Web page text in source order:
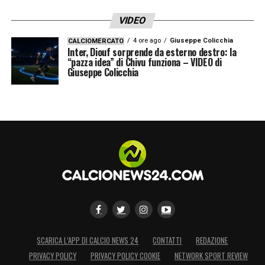
pronti a fare la nostra parte per dire basta al
razzismo».
LA PLAYLIST DELLE NOSTRE TOP NEWS
VIDEO
CALCIOMERCATO 4 ore ago Giuseppe Colicchia
Inter, Diouf sorprende da esterno destro: la
“pazza idea” di Chivu funziona – VIDEO di
Giuseppe Colicchia
SCARICA L’APP DI CALCIO NEWS 24 CONTATTI
REDAZIONE
PRIVACY POLICY
PRIVACY POLICY COOKIE NETWORK SPORT REVIEW